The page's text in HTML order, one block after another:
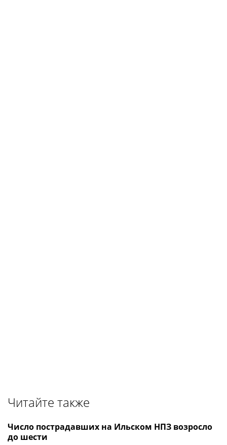
Читайте также
Число пострадавших на Ильском НПЗ возросло
до шести